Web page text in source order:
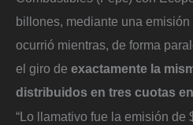
billones, mediante una
ocurrió mientras, de forma
el giro de exactamente la
distribuidos en tres cuotas
“Lo llamativo fue la emisión de